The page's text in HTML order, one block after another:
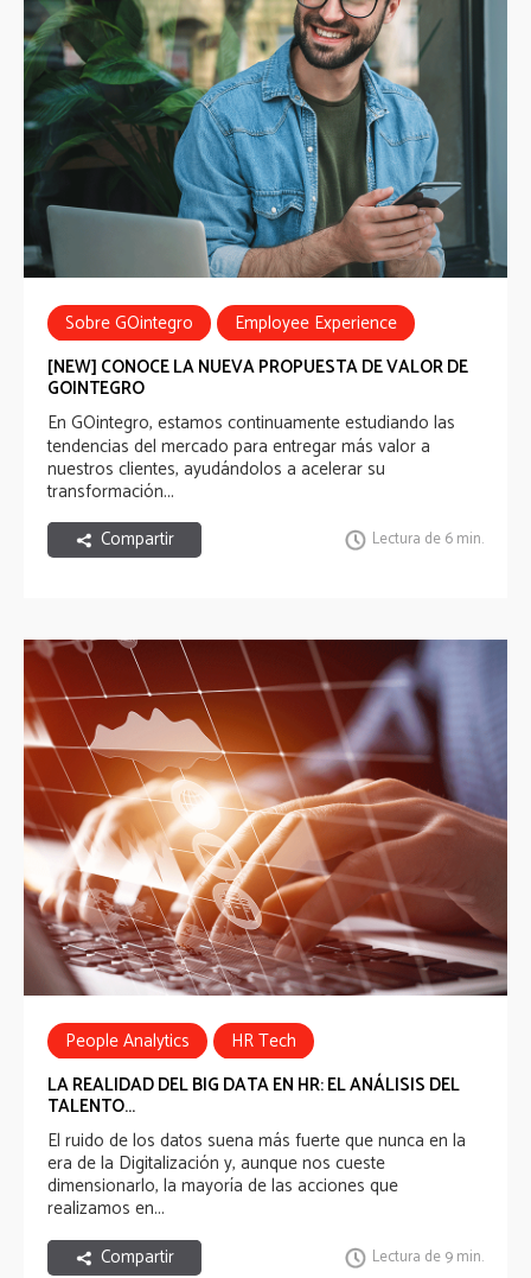
Sobre GOintegro
Employee Experience
Employee Communications
Employee Recognition
Employee Benefits
[NEW] CONOCE LA NUEVA PROPUESTA DE VALOR DE
GOINTEGRO
En GOintegro, estamos continuamente estudiando las
tendencias del mercado para entregar más valor a
nuestros clientes, ayudándolos a acelerar su
transformación...
Compartir
Lectura de 6 min.
People Analytics
HR Tech
LA REALIDAD DEL BIG DATA EN HR: EL ANÁLISIS DEL
TALENTO...
El ruido de los datos suena más fuerte que nunca en la
era de la Digitalización y, aunque nos cueste
dimensionarlo, la mayoría de las acciones que
realizamos en...
Compartir
Lectura de 9 min.